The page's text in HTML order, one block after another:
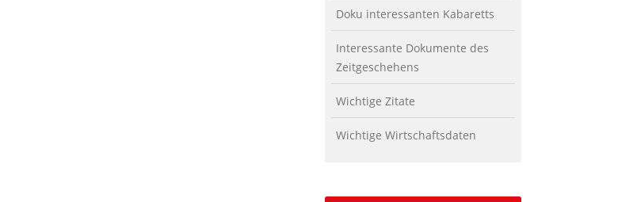
Doku interessanten Kabaretts
Interessante Dokumente des
Zeitgeschehens
Wichtige Zitate
Wichtige Wirtschaftsdaten